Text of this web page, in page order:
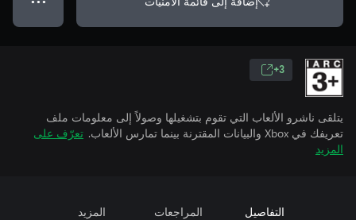
3+
يتلقى ناشرو الألعاب التي تقوم بتشغيلها وصولاً إلى معلومات ملف
تعريفك في Xbox والبيانات المقترنة بينما تمارس الألعاب.
تعرّف على
المزيد
التفاصيل المراجعات المزيد